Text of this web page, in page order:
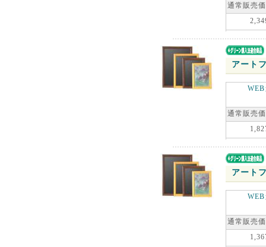
通常販売
アート
通常販売
アート
通常販売